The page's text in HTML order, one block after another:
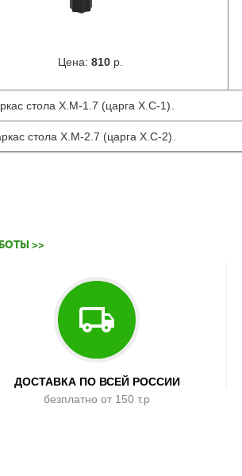
Цена: 810 р.
стола X.M-1.7 (царга X.C-1)
стола X.M-2.7 (царга X.C-2)
>>
ДОСТАВКА ПО ВСЕЙ РОССИИ
безплатно от 150 т.р